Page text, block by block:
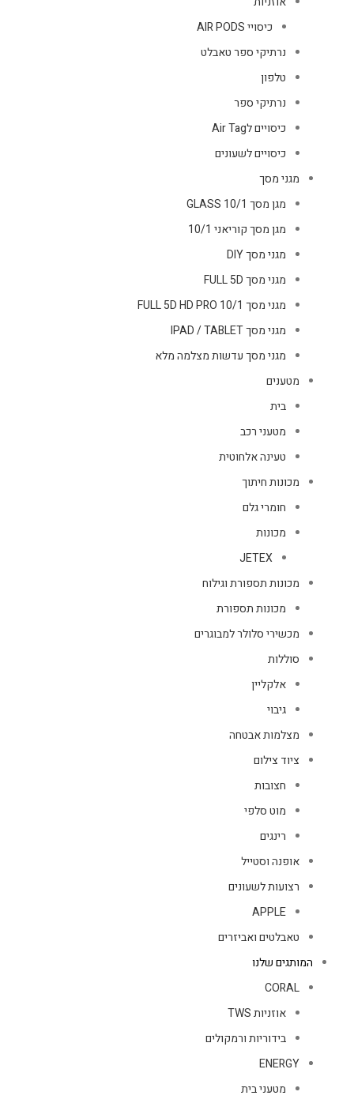
כיסויי AIR PODS
נרתיקי ספר טאבלט
טלפון
נרתיקי ספר
כיסויים לAir Tag
כיסויים לשעונים
מגני מסך
מגן מסך GLASS 10/1
מגן מסך קוריאני 10/1
מגני מסך DIY
מגני מסך FULL 5D
מגני מסך FULL 5D HD PRO 10/1
מגני מסך IPAD / TABLET
מגני מסך עדשות מצלמה מלא
מטענים
בית
מטעני רכב
טעינה אלחוטית
מכונות חיתוך
חומרי גלם
מכונות
JETEX
מכונות תספורת וגילוח
מכונות תספורת
מכשירי סלולר למבוגרים
סוללות
אלקליין
גיבוי
מצלמות אבטחה
ציוד צילום
חצובות
מוט סלפי
רינגים
אופנה וסטייל
רצועות לשעונים
APPLE
טאבלטים ואביזרים
המותגים שלנו
CORAL
אוזניות TWS
בידוריות ורמקולים
ENERGY
מטעני בית